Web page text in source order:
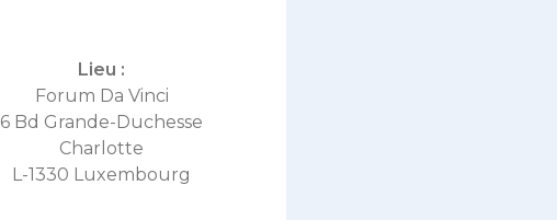
Lieu :
Forum Da Vinci
6 Bd Grande-Duchesse
Charlotte
L-1330 Luxembourg